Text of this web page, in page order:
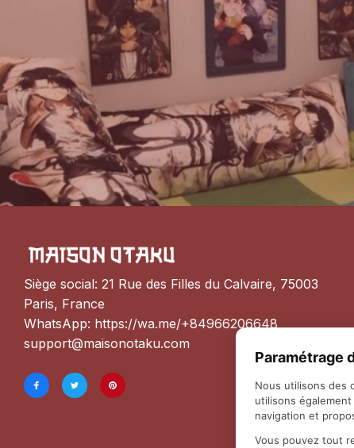
Siège social: 21 Rue des Filles du Calvaire, 75003
Paris, France
WhatsApp: https://wa.me/+84966206648
support@maisonotaku.com
Paramétrage
Nous utilisons des
utilisons
navigation et
Vous pouvez tout